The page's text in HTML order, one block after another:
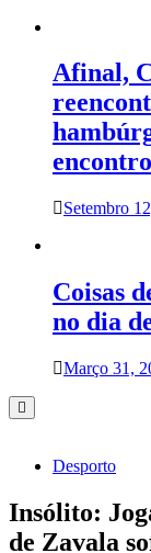
Afinal,
Setembro
Coisas
no dia
Março 31,
Desporto
Insólito:
de Zavala